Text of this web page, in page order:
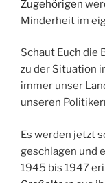
Zugehörigen
Minderheit im
Schaut Euch die
zu der Situation
immer unser
unseren
Es werden jetzt
geschlagen und
1945 bis 1947